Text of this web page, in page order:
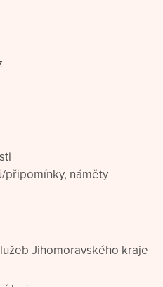
připomínky, náměty
Jihomoravského kraje